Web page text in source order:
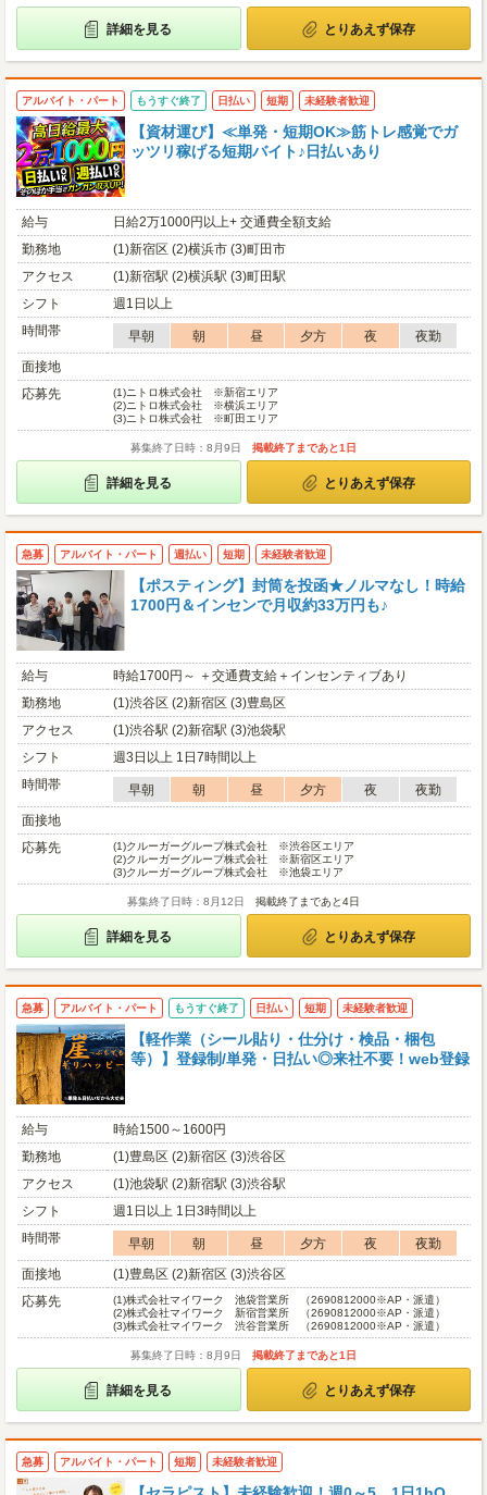
詳細を見る とりあえず保存
アルバイト・パート もうすぐ終了 日払い 短期 未経験者歓迎
【資材運び】≪単発・短期OK≫筋トレ感覚でガ
ッツリ稼げる短期バイト♪日払いあり
給与
日給2万1000円以上+ 交通費全額支給
勤務地
(1)新宿区 (2)横浜市 (3)町田市
アクセス
(1)新宿駅 (2)横浜駅 (3)町田駅
シフト
週1日以上
時間帯
早朝 朝 昼 夕方 夜
夜勤
面接地
応募先
(1)ニトロ株式会社 ※新宿エリア
(2)ニトロ株式会社 ※横浜エリア
(3)ニトロ株式会社 ※町田エリア
募集終了日時：8月9日 掲載終了まであと1日
詳細を見る とりあえず保存
急募 アルバイト・パート 週払い 短期 未経験者歓迎
【ポスティング】封筒を投函★ノルマなし！時給
1700円＆インセンで月収約33万円も♪
給与
時給1700円～ ＋交通費支給＋インセンティブあり
勤務地
(1)渋谷区 (2)新宿区 (3)豊島区
アクセス
(1)渋谷駅 (2)新宿駅 (3)池袋駅
シフト
週3日以上 1日7時間以上
時間帯
早朝 朝 昼 夕方 夜
夜勤
面接地
応募先
(1)クルーガーグループ株式会社 ※渋谷区エリア
(2)クルーガーグループ株式会社 ※新宿区エリア
(3)クルーガーグループ株式会社 ※池袋エリア
募集終了日時：8月12日 掲載終了まであと4日
詳細を見る とりあえず保存
急募 アルバイト・パート もうすぐ終了 日払い 短期 未経験者歓迎
【軽作業（シール貼り・仕分け・検品・梱包
等）】登録制/単発・日払い◎来社不要！web登録
給与
時給1500～1600円
勤務地
(1)豊島区 (2)新宿区 (3)渋谷区
アクセス
(1)池袋駅 (2)新宿駅 (3)渋谷駅
シフト
週1日以上 1日3時間以上
時間帯
早朝 朝 昼 夕方 夜
夜勤
面接地
(1)豊島区 (2)新宿区 (3)渋谷区
応募先
(1)株式会社マイワーク 池袋営業所 （2690812000※AP・派遣）
(2)株式会社マイワーク 新宿営業所 （2690812000※AP・派遣）
(3)株式会社マイワーク 渋谷営業所 （2690812000※AP・派遣）
募集終了日時：8月9日 掲載終了まであと1日
詳細を見る とりあえず保存
急募 アルバイト・パート 短期 未経験者歓迎